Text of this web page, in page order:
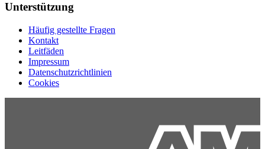
Unterstützung
Häufig gestellte Fragen
Kontakt
Leitfäden
Impressum
Datenschutzrichtlinien
Cookies